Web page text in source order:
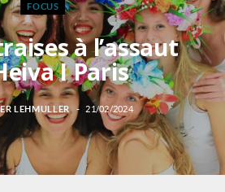
FOCUS
à l’assaut
I Paris
LEHMULLER 21/02/2024